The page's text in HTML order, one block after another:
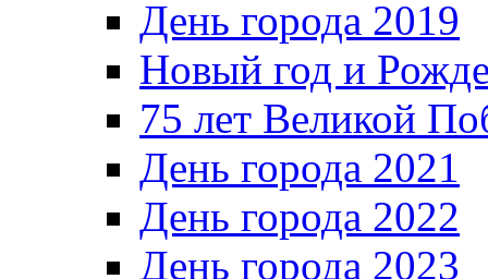
День города 2019
Новый год и
75 лет Великой
День города 2021
День города 2022
День города 2023